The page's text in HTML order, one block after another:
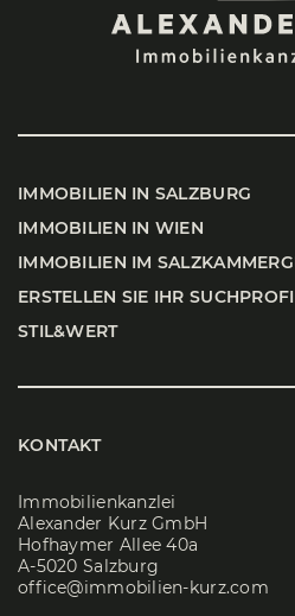
IMMO­BI­LI­EN IN SALZ­BURG
IMMO­BI­LI­EN IN WIEN
IMMO­BI­LI­EN IM
ERSTEL­LEN SIE IHR
STIL&WERT
KONTAKT
Immobilienkanzlei
Alexander Kurz GmbH
Hofhaymer Allee 40a
A-5020 Salzburg
office@immobilien-kurz.com